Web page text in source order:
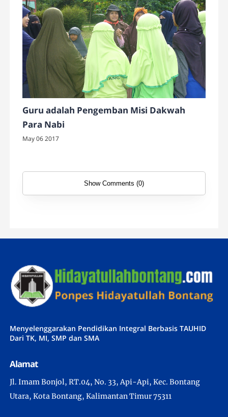
Guru adalah Pengemban Misi Dakwah
Para Nabi
May 06 2017
Show Comments (0)
Menyelenggarakan Pendidikan Integral Berbasis TAUHID
Dari TK, MI, SMP dan SMA
Alamat
Jl. Imam Bonjol, RT.04, No. 33, Api-Api, Kec. Bontang
Utara, Kota Bontang, Kalimantan Timur 75311